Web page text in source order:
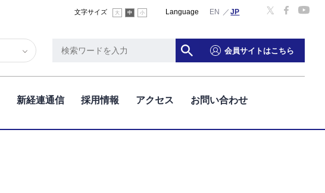
文字サイズ 大 中 小 Language English
会員サイトはこちら
新経連通信 採用情報 アクセス お問い合わせ